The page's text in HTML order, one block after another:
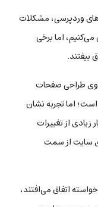
وردپرسی، مشکلات
اما برخی
بیفتند.
طراحی صفحات
اما تجربه نشان
از تغییرات
سایت از سمت
اتفاق می‌افتند،